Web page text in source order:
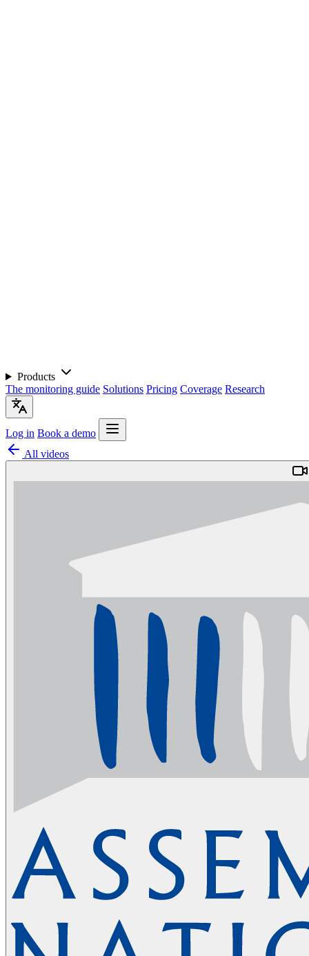
Products
The monitoring guide Solutions Pricing Coverage Research
Log in Book a demo
All videos